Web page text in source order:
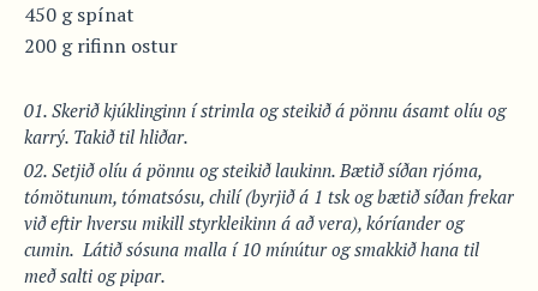
450 g spínat
200 g rifinn ostur
Skerið kjúklinginn í strimla og steikið á pönnu ásamt olíu og
karrý. Takið til hliðar.
Setjið olíu á pönnu og steikið laukinn. Bætið síðan rjóma,
tómötunum, tómatsósu, chilí (byrjið á 1 tsk og bætið síðan frekar
við eftir hversu mikill styrkleikinn á að vera), kóríander og
cumin. Látið sósuna malla í 10 mínútur og smakkið hana til
með salti og pipar.